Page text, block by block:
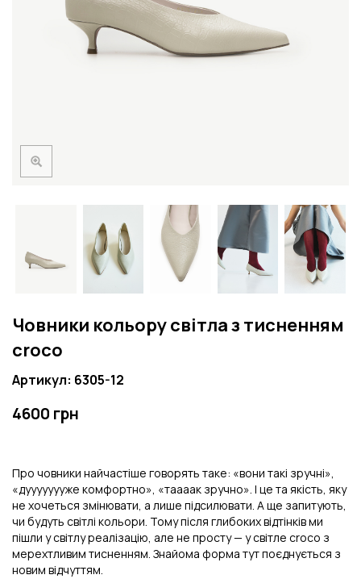
Човники кольору світла з тисненням
croco
Артикул: 6305-12
4600 грн
Про човники найчастіше говорять таке: «вони такі зручні»,
«дуууууууже комфортно», «таааак зручно». І це та якість, яку
не хочеться змінювати, а лише підсилювати. А ще запитують,
чи будуть світлі кольори. Тому після глибоких відтінків ми
пішли у світлу реалізацію, але не просту — у світле croco з
мерехтливим тисненням. Знайома форма тут поєднується з
новим відчуттям.